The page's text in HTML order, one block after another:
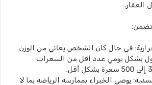
العقار.
في حال كان الشخص يعاني من الوزن
بشكل يومي عدد أقل من السعرات
يوصي الخبراء بممارسة الرياضة بما لا